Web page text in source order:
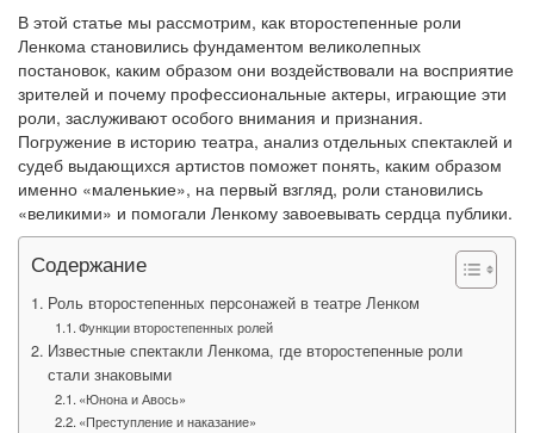
В этой статье мы рассмотрим, как второстепенные роли
Ленкома становились фундаментом великолепных
постановок, каким образом они воздействовали на восприятие
зрителей и почему профессиональные актеры, играющие эти
роли, заслуживают особого внимания и признания.
Погружение в историю театра, анализ отдельных спектаклей и
судеб выдающихся артистов поможет понять, каким образом
именно «маленькие», на первый взгляд, роли становились
«великими» и помогали Ленкому завоевывать сердца публики.
Содержание
Роль второстепенных персонажей в театре Ленком
Функции второстепенных ролей
Известные спектакли Ленкома, где второстепенные роли
стали знаковыми
«Юнона и Авось»
«Преступление и наказание»